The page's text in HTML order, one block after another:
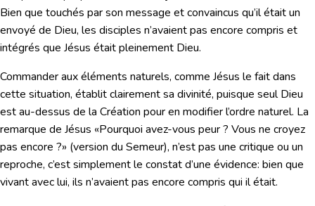
Bien que touchés par son message et convaincus qu’il était un
envoyé de Dieu, les disciples n’avaient pas encore compris et
intégrés que Jésus était pleinement Dieu.
Commander aux éléments naturels, comme Jésus le fait dans
cette situation, établit clairement sa divinité, puisque seul Dieu
est au-dessus de la Création pour en modifier l’ordre naturel. La
remarque de Jésus «Pourquoi avez-vous peur ? Vous ne croyez
pas encore ?» (version du Semeur), n’est pas une critique ou un
reproche, c’est simplement le constat d’une évidence: bien que
vivant avec lui, ils n’avaient pas encore compris qui il était.